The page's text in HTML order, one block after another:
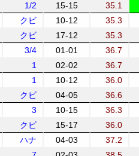
1/2 15-15 35.1
クビ 10-12 35.3
クビ 17-12 35.3
3/4 01-01 36.7
1 02-02 36.7
1 10-12 36.0
クビ 04-05 36.6
3 10-15 36.3
クビ 15-17 36.0
ハナ 04-03 37.2